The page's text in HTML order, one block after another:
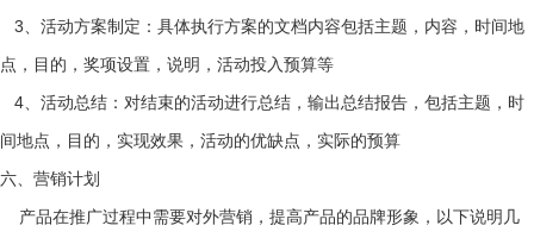
3、活动方案制定：具体执行方案的文档内容包括主题，内容，时间地
点，目的，奖项设置，说明，活动投入预算等
4、活动总结：对结束的活动进行总结，输出总结报告，包括主题，时
间地点，目的，实现效果，活动的优缺点，实际的预算
六、营销计划
产品在推广过程中需要对外营销，提高产品的品牌形象，以下说明几